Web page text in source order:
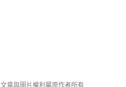
文章與圖片權利屬原作者所有